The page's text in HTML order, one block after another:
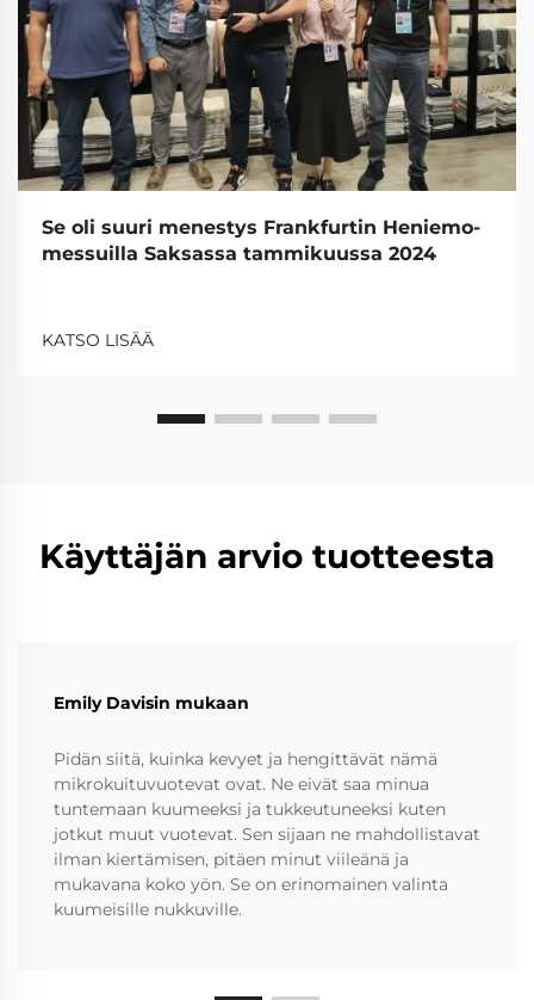
Se oli suuri menestys Frankfurtin Heniemo-
messuilla Saksassa tammikuussa 2024
KATSO LISÄÄ
Käyttäjän arvio tuotteesta
Emily Davisin mukaan
Pidän siitä, kuinka kevyet ja hengittävät nämä
mikrokuituvuotevat ovat. Ne eivät saa minua
tuntemaan kuumeeksi ja tukkeutuneeksi kuten
jotkut muut vuotevat. Sen sijaan ne mahdollistavat
ilman kiertämisen, pitäen minut viileänä ja
mukavana koko yön. Se on erinomainen valinta
kuumeisille nukkuville.